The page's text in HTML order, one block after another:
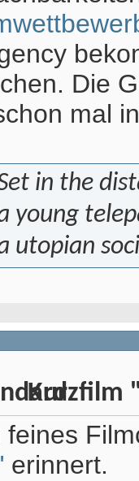
Die
mal
in the
young
utopian
Kurzfilm
feines
erinnert.